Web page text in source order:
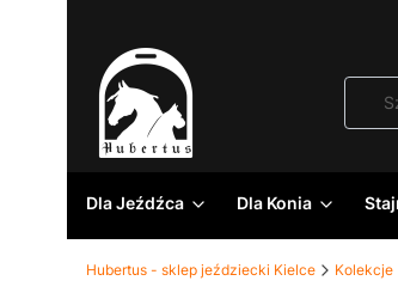
Dla Jeźdźca Dla Konia
Hubertus - sklep jeździecki Kielce Kolekcje